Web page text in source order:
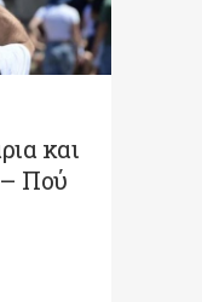
και
– Πού